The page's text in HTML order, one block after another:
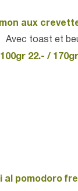
aux
Avec toast et
100gr 22.- /
al pomodoro